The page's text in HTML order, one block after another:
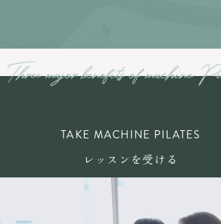
TAKE MACHINE PILATES
レッスンを受ける